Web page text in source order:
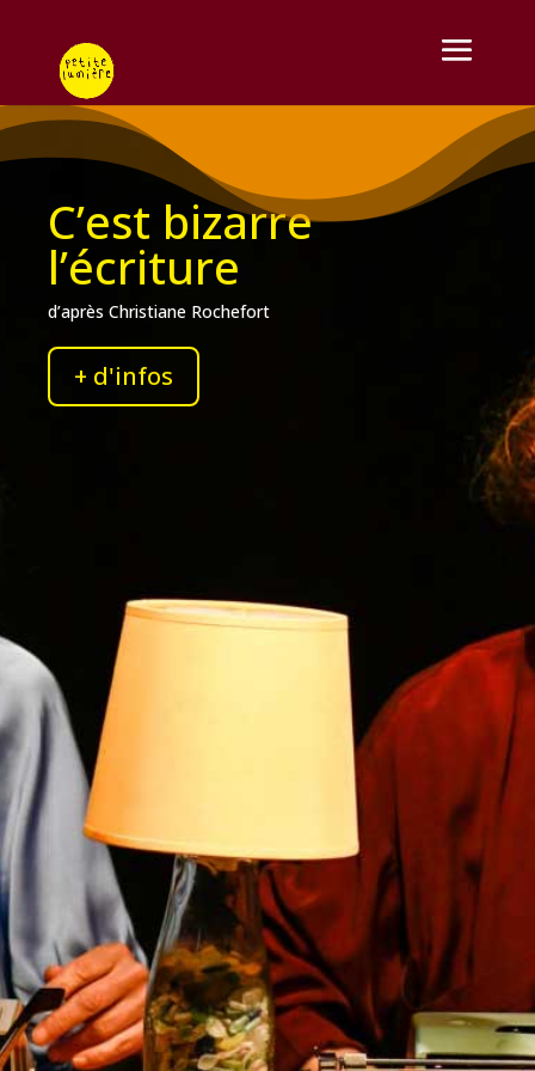
C’est bizarre
l’écriture
d’après Christiane Rochefort
+ d'infos